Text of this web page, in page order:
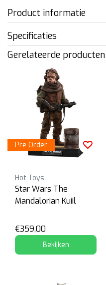
Product informatie
Specificaties
Gerelateerde producten
Pre Order
Hot Toys
Star Wars The
Mandalorian Kuiil
€359,00
Bekijken